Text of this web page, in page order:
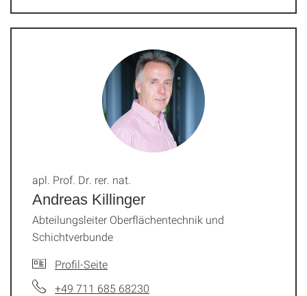
Andreas Killinger
apl. Prof. Dr. rer. nat.
Abteilungsleiter Oberflächentechnik und
Schichtverbunde
Profil-Seite
+49 711 685 68230